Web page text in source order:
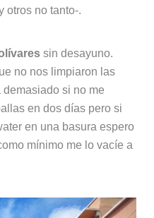
otros no tanto-.
sin desayuno.
no nos limpiaron las
si no me
en dos días pero si
en una basura espero
mínimo me lo vacíe a